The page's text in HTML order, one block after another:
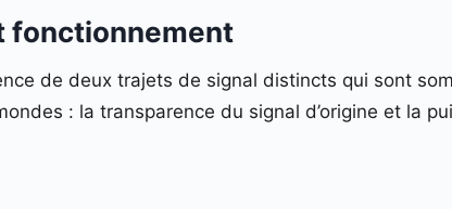
fonctionnement
de deux trajets de signal distincts qui sont
: la transparence du signal d’origine et la